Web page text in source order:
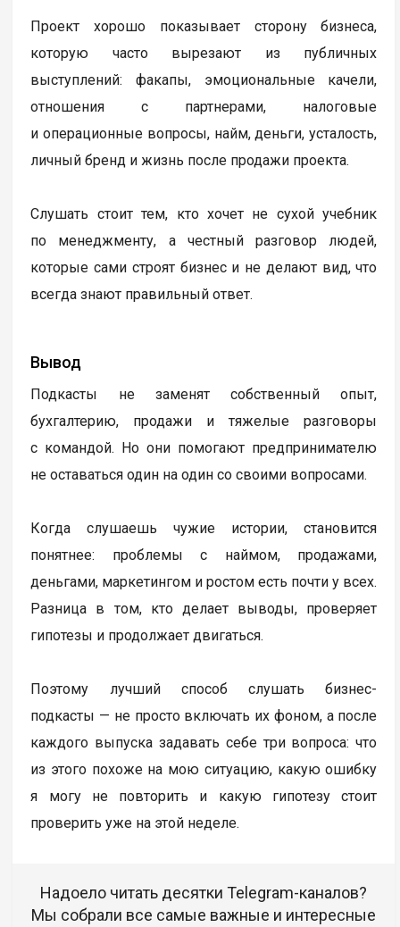
Проект хорошо показывает сторону бизнеса,
которую часто вырезают из публичных
выступлений: факапы, эмоциональные качели,
отношения с партнерами, налоговые
и операционные вопросы, найм, деньги, усталость,
личный бренд и жизнь после продажи проекта.
Слушать стоит тем, кто хочет не сухой учебник
по менеджменту, а честный разговор людей,
которые сами строят бизнес и не делают вид, что
всегда знают правильный ответ.
Вывод
Подкасты не заменят собственный опыт,
бухгалтерию, продажи и тяжелые разговоры
с командой. Но они помогают предпринимателю
не оставаться один на один со своими вопросами.
Когда слушаешь чужие истории, становится
понятнее: проблемы с наймом, продажами,
деньгами, маркетингом и ростом есть почти у всех.
Разница в том, кто делает выводы, проверяет
гипотезы и продолжает двигаться.
Поэтому лучший способ слушать бизнес-
подкасты — не просто включать их фоном, а после
каждого выпуска задавать себе три вопроса: что
из этого похоже на мою ситуацию, какую ошибку
я могу не повторить и какую гипотезу стоит
проверить уже на этой неделе.
Надоело читать десятки Telegram-каналов?
Мы собрали все самые важные и интересные